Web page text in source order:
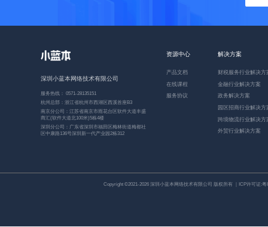
深圳小蓝本网络技术有限公司
服务热线： 0571-28135151
杭州总部：浙江省杭州市西湖区西溪首座B3
南京分公司：江苏省南京市雨花台区软件大道丰盛
商汇(软件大道北100米)5栋4楼
深圳分公司：广东省深圳市福田区梅林街道梅都社
区中康路136号深圳新一代产业园2栋312
资源中心
产品文档
在线课程
服务协议
解决方案
财税服务行业解决方
金融行业解决方案
政务解决方案
园区招商行业解决方
跨境物流行业解决方
外贸行业解决方案
Copyright ©2021-2026 深圳小蓝本网络技术有限公司 版权所有 ｜ICP许可证:粤